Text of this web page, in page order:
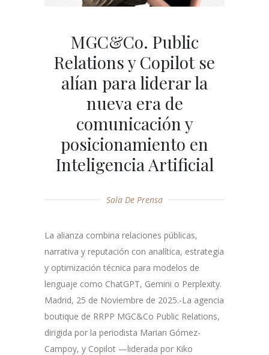
MGC&Co. Public
Relations y Copilot se
alían para liderar la
nueva era de
comunicación y
posicionamiento en
Inteligencia Artificial
Sala De Prensa
La alianza combina relaciones públicas,
narrativa y reputación con analítica, estrategia
y optimización técnica para modelos de
lenguaje como ChatGPT, Gemini o Perplexity.
Madrid, 25 de Noviembre de 2025.-La agencia
boutique de RRPP MGC&Co Public Relations,
dirigida por la periodista Marian Gómez-
Campoy, y Copilot —liderada por Kiko